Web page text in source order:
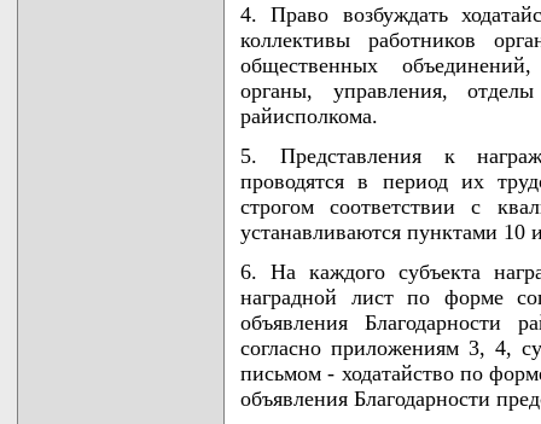
4. Право возбуждать
коллективы работников
общественных
органы, управления,
райисполкома.
5. Представления к
проводятся в период их
строгом соответствии с
устанавливаются пунктами 10
6. На каждого субъекта
наградной лист по форме
объявления Благодарности
согласно приложениям 3, 4,
письмом - ходатайство по
объявления Благодарности